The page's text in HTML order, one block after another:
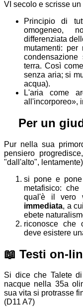
VI secolo e scrisse un
Principio di
omogeneo,
differenziata
mutamenti:
terra. Così
senza aria; si
acqua).
L'aria come
all'incorporeo ,
Per un
Pur nella sua
pensiero
"dall'alto",
si pone e
metafisico:
qual'è il vero
immediata, a
ebete
riconosce che
deve esistere
📖 Testi on-
Si dice che Talete
nacque nella 35a
sua vita si protrasse
(D11 A7)